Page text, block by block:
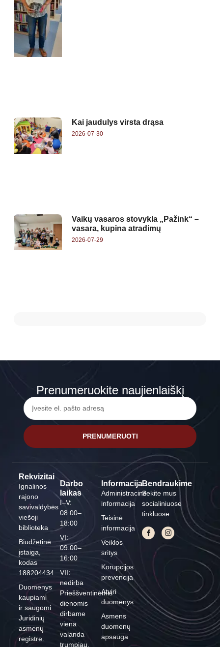
Kai jaudulys virsta drąsa
2026-07-30
Vaikų vasaros stovykla „Pažink“ –
vasara, kupina atradimų
2026-07-29
Prenumeruokite naujienlaiškį
PRENUMERUOTI
Rekvizitai
Ignalinos
rajono
savivaldybės
viešoji
biblioteka
Biudžetinė
įstaiga,
kodas
188204434
Duomenys
kaupiami
ir saugomi
Juridinių
asmenų
registre.
Darbo
laikas
I–V:
08:00–
18:00
VI:
09:00–
16:00
VII:
nedirba
Prieššventinėmis
dienomis
dirbame
viena
valanda
trumpiau.
Informacija
Administracinė
informacija
Teisinė
informacija
Veiklos
sritys
Korupcijos
prevencija
Atviri
duomenys
Asmens
duomenų
apsauga
Bendraukime
Sekite mus
socialiniuose
tinkluose